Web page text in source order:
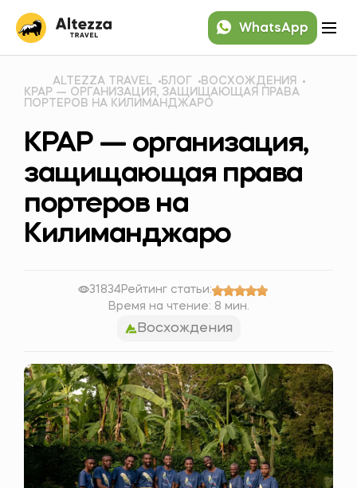
WhatsApp
ALTEZZA TRAVEL БЛОГ
ВОСХОЖДЕНИЯ
KPAP — ОРГАНИЗАЦИЯ, ЗАЩИЩАЮЩАЯ ПРАВА
ПОРТЕРОВ НА КИЛИМАНДЖАРО
KPAP — организация,
защищающая права
портеров на
Килиманджаро
31834Рейтинг статьи:
Время на чтение: 8 мин.
Восхождения